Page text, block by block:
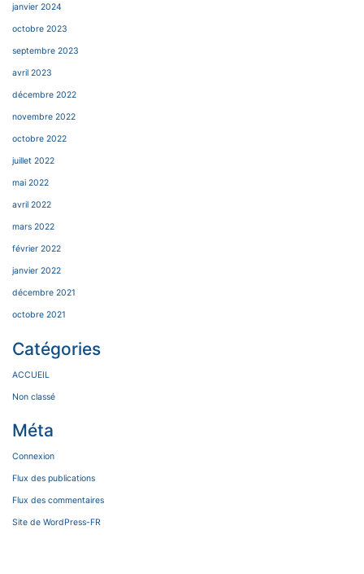
janvier 2024
octobre 2023
septembre 2023
avril 2023
décembre 2022
novembre 2022
octobre 2022
juillet 2022
mai 2022
avril 2022
mars 2022
février 2022
janvier 2022
décembre 2021
octobre 2021
Catégories
ACCUEIL
Non classé
Méta
Connexion
Flux des publications
Flux des commentaires
Site de WordPress-FR